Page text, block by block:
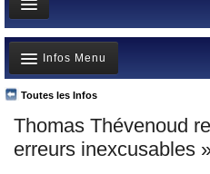
Page d'accueil
Infos
Gouvernement
Ministères/Directions
Blog
Thomas Thévenoud
erreurs inexcusables
Toutes les Infos
Infos Menu
A la Une
Polémiques